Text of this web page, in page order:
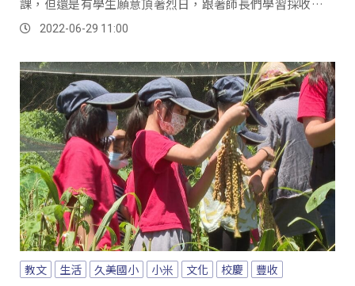
的技巧，希望在這學期小米種植課程中的倒數階段...。
2022-06-29 11:00
教文 生活 久美國小 小米 文化 校慶 豐收